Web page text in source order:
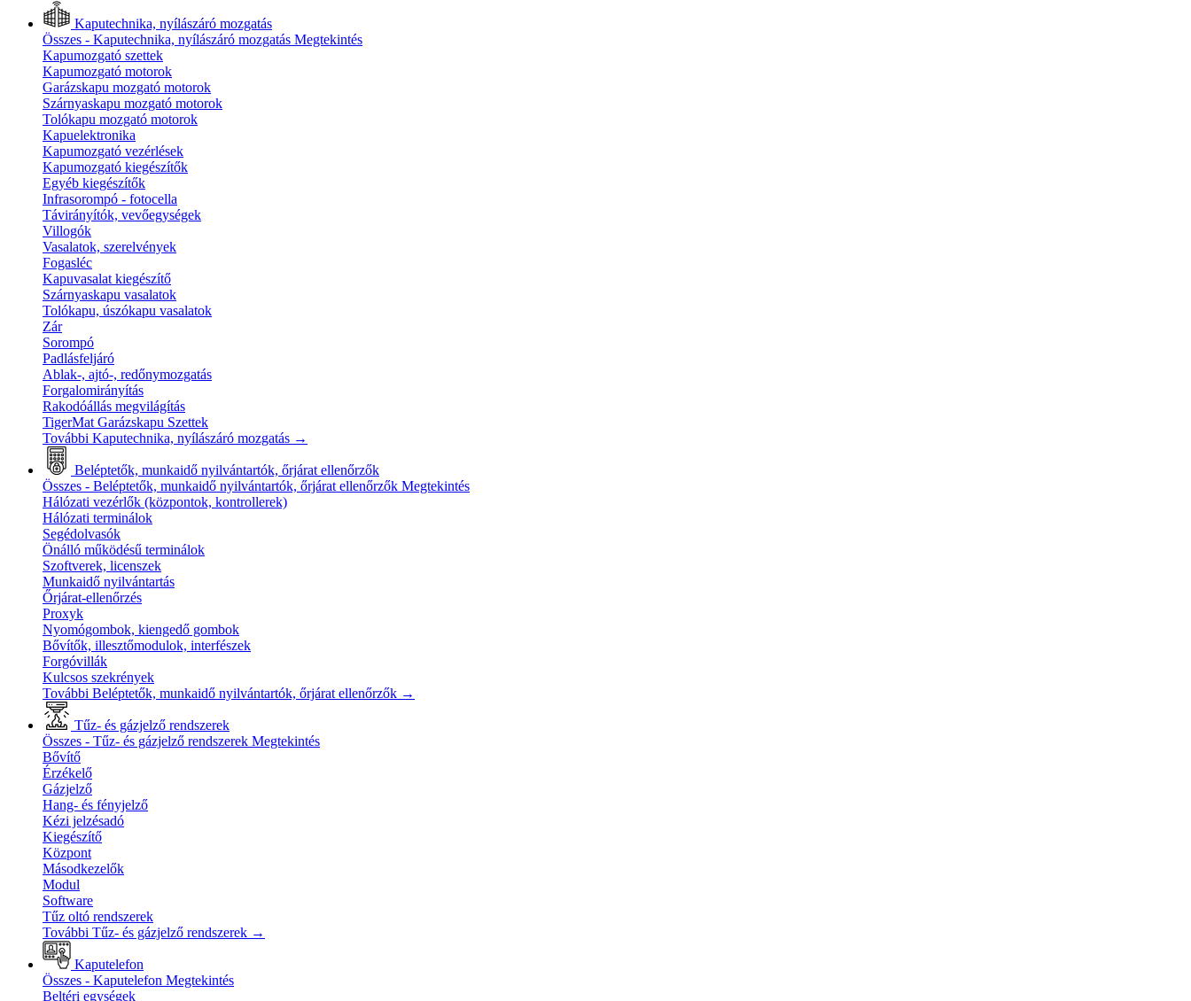
Kaputechnika, nyílászáró mozgatás
Összes - Kaputechnika, nyílászáró mozgatás Megtekintés
Kapumozgató szettek
Kapumozgató motorok
Garázskapu mozgató motorok
Szárnyaskapu mozgató motorok
Tolókapu mozgató motorok
Kapuelektronika
Kapumozgató vezérlések
Kapumozgató kiegészítők
Egyéb kiegészítők
Infrasorompó - fotocella
Távirányítók, vevőegységek
Villogók
Vasalatok, szerelvények
Fogasléc
Kapuvasalat kiegészítő
Szárnyaskapu vasalatok
Tolókapu, úszókapu vasalatok
Zár
Sorompó
Padlásfeljáró
Ablak-, ajtó-, redőnymozgatás
Forgalomirányítás
Rakodóállás megvilágítás
TigerMat Garázskapu Szettek
További Kaputechnika, nyílászáró mozgatás →
Beléptetők, munkaidő nyilvántartók, őrjárat ellenőrzők
Összes - Beléptetők, munkaidő nyilvántartók, őrjárat ellenőrzők Megtekintés
Hálózati vezérlők (központok, kontrollerek)
Hálózati terminálok
Segédolvasók
Önálló működésű terminálok
Szoftverek, licenszek
Munkaidő nyilvántartás
Őrjárat-ellenőrzés
Proxyk
Nyomógombok, kiengedő gombok
Bővítők, illesztőmodulok, interfészek
Forgóvillák
Kulcsos szekrények
További Beléptetők, munkaidő nyilvántartók, őrjárat ellenőrzők →
Tűz- és gázjelző rendszerek
Összes - Tűz- és gázjelző rendszerek Megtekintés
Bővítő
Érzékelő
Gázjelző
Hang- és fényjelző
Kézi jelzésadó
Kiegészítő
Központ
Másodkezelők
Modul
Software
Tűz oltó rendszerek
További Tűz- és gázjelző rendszerek →
Kaputelefon
Összes - Kaputelefon Megtekintés
Beltéri egységek